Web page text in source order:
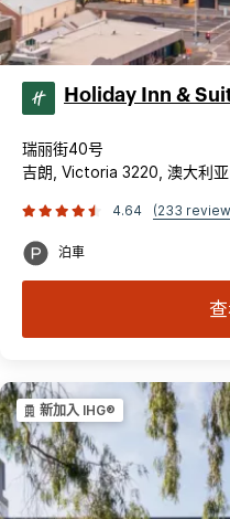
Holiday Inn &
瑞丽街40号
吉朗, Victoria 3220, 澳大利亚
4.64 (233
泊車
新加入 IHG®